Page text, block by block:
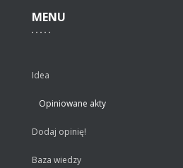
MENU
Idea
Opiniowane akty
Dodaj opinię!
Baza wiedzy